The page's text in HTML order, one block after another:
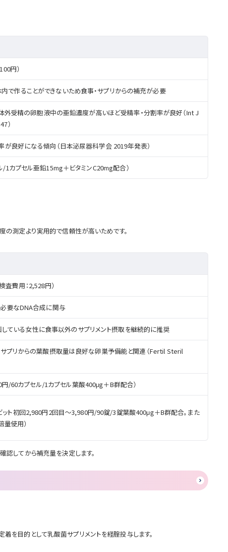
円）
で作ることができないため食事・サプリからの補充が必要
受精の卵胞液中の亜鉛濃度が高いほど受精率・分割率が良好（Int J
）
良好になる傾向（日本泌尿器科学会 2019年発表）
1カプセル亜鉛15mg＋ビタミンC20mg配合）
の測定より実用的で信頼性が高いためです。
査費用：2,528円）
要なDNA合成に関与
ている女性に食事以外のサプリメント摂取を継続的に推奨
プリからの葉酸摂取量は良好な卵巣予備能と関連（Fertil Steril
/60カプセル/1カプセル葉酸400μg＋B群配合）
ット初回2,980円2回目～3,980円/90錠/3錠葉酸400μg＋B群配合。また
量使用）
してから補充量を決定します。
を目的として乳酸菌サプリメントを経腟投与します。